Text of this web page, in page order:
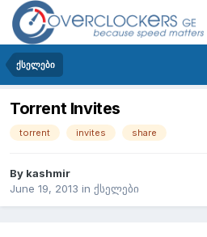
ქსელები
Torrent Invites
torrent invites share
By kashmir
June 19, 2013 in ქსელები